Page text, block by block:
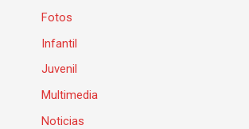
Fotos
Infantil
Juvenil
Multimedia
Noticias